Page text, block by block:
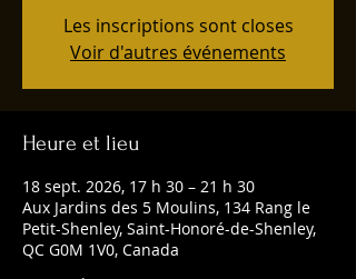
Les inscriptions sont closes
Voir d'autres événements
Heure et lieu
18 sept. 2026, 17 h 30 – 21 h 30
Aux Jardins des 5 Moulins, 134 Rang le
Petit-Shenley, Saint-Honoré-de-Shenley,
QC G0M 1V0, Canada